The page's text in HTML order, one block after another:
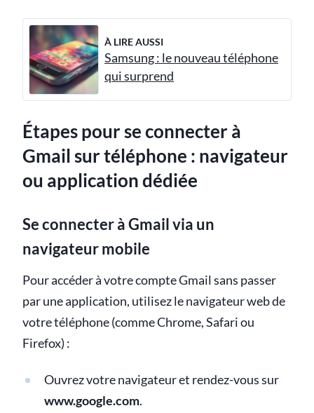
À LIRE AUSSI
Samsung : le nouveau téléphone
qui surprend
Étapes pour se connecter à
Gmail sur téléphone : navigateur
ou application dédiée
Se connecter à Gmail via un
navigateur mobile
Pour accéder à votre compte Gmail sans passer
par une application, utilisez le navigateur web de
votre téléphone (comme Chrome, Safari ou
Firefox) :
Ouvrez votre navigateur et rendez-vous sur
www.google.com.